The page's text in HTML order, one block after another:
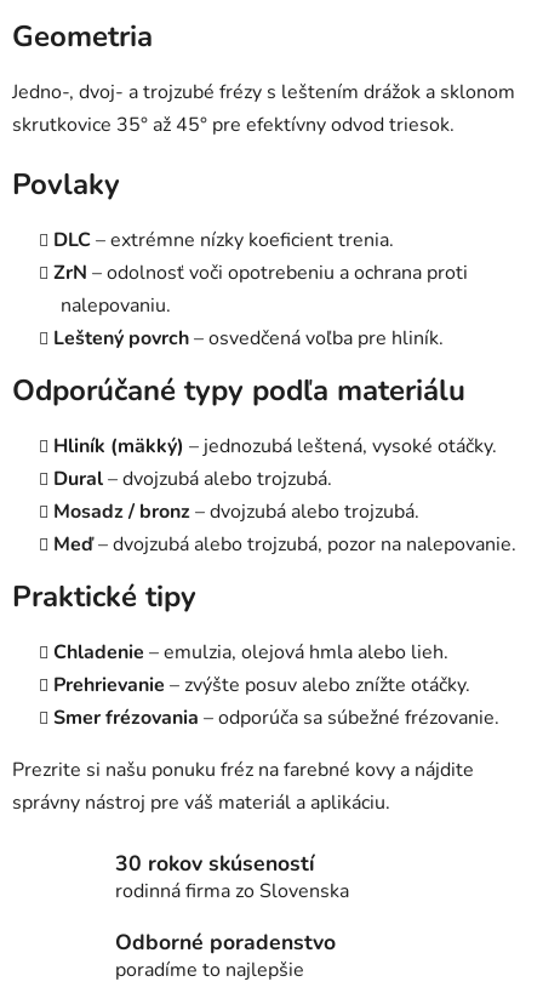
u
Geometria
Jedno-, dvoj- a trojzubé frézy s leštením drážok a sklonom
skrutkovice 35° až 45° pre efektívny odvod triesok.
Povlaky
DLC– extrémne nízky koeficient trenia.
ZrN – odolnosť voči opotrebeniu a ochrana proti
nalepovaniu.
Leštený povrch– osvedčená voľba pre hliník.
Odporúčané typy podľa materiálu
Hliník (mäkký) – jednozubá leštená, vysoké otáčky.
Dural– dvojzubá alebo trojzubá.
Mosadz / bronz– dvojzubá alebo trojzubá.
Meď– dvojzubá alebo trojzubá, pozor na nalepovanie.
Praktické tipy
Chladenie – emulzia, olejová hmla alebo lieh.
Prehrievanie – zvýšte posuv alebo znížte otáčky.
Smer frézovania – odporúča sa súbežné frézovanie.
Prezrite si našu ponuku fréz na farebné kovy a nájdite
správny nástroj pre váš materiál a aplikáciu.
30 rokov skúseností
rodinná firma zo Slovenska
Odborné poradenstvo
poradíme to najlepšie